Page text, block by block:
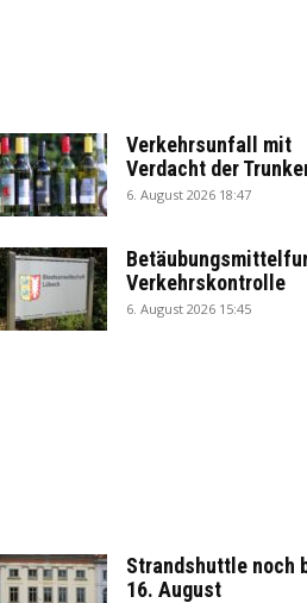
Verkehrsunfall mit
Verdacht der
6. August 2026 18:47
Verkehrskontrolle
6. August 2026 15:45
Strandshuttle noch
16. August